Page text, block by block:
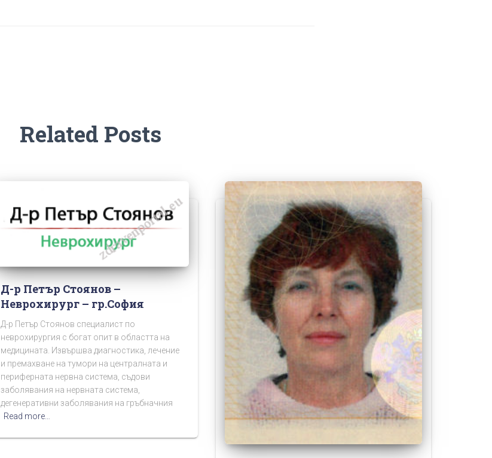
Related Posts
Д-р Петър Стоянов –
Неврохирург – гр.София
Д-р Петър Стоянов специалист по
неврохирургия с богат опит в областта на
медицината. Извършва диагностика, лечение
и премахване на тумори на централната и
периферната нервна система, съдови
заболявания на нервната система,
дегенеративни заболявания на гръбначния
Read more…